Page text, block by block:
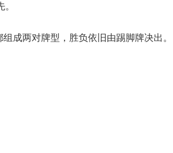
成两对牌型，胜负依旧由踢脚牌决出。